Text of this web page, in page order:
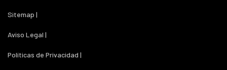
Sitemap |
Aviso Legal |
Políticas de Privacidad |